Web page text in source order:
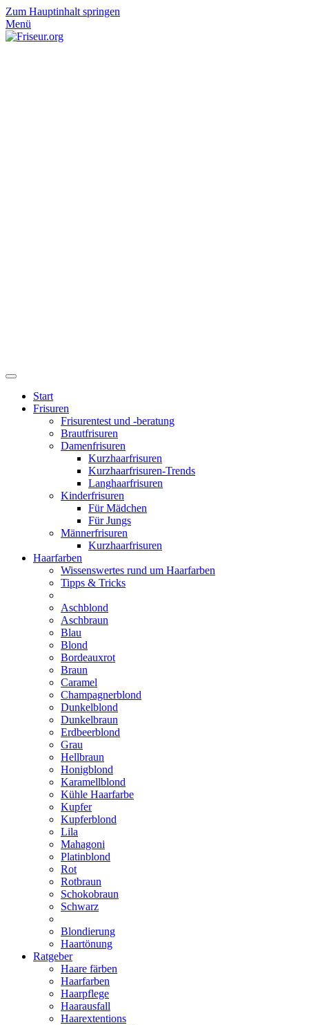
Zum Hauptinhalt springen
Menü
Start
Frisuren
Frisurentest und -beratung
Brautfrisuren
Damenfrisuren
Kurzhaarfrisuren
Kurzhaarfrisuren-Trends
Langhaarfrisuren
Kinderfrisuren
Für Mädchen
Für Jungs
Männerfrisuren
Kurzhaarfrisuren
Haarfarben
Wissenswertes rund um Haarfarben
Tipps & Tricks
Aschblond
Aschbraun
Blau
Blond
Bordeauxrot
Braun
Caramel
Champagnerblond
Dunkelblond
Dunkelbraun
Erdbeerblond
Grau
Hellbraun
Honigblond
Karamellblond
Kühle Haarfarbe
Kupfer
Kupferblond
Lila
Mahagoni
Platinblond
Rot
Rotbraun
Schokobraun
Schwarz
Blondierung
Haartönung
Ratgeber
Haare färben
Haarfarben
Haarpflege
Haarausfall
Haarextentions